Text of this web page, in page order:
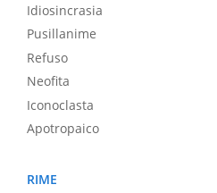
Idiosincrasia
Pusillanime
Refuso
Neofita
Iconoclasta
Apotropaico
RIME